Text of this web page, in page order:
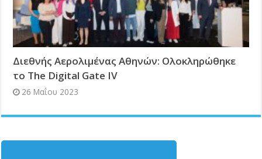
Διεθνής Αερολιμένας Αθηνών: Ολοκληρώθηκε
το The Digital Gate IV
26 Μαΐου 2023